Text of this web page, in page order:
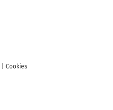
Cookies